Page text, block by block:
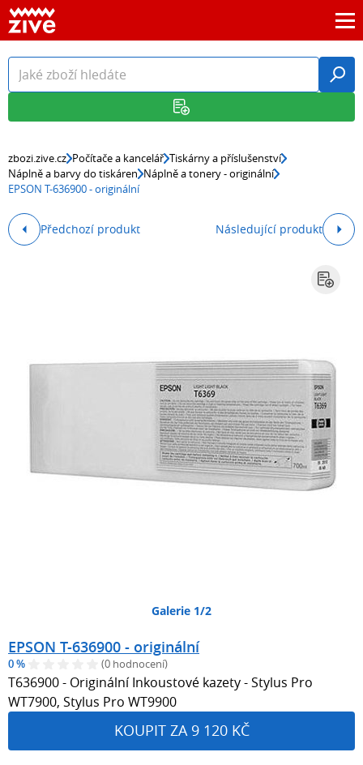
zbozi.zive.cz Počítače a kancelář Tiskárny a příslušenství
Náplně a barvy do tiskáren Náplně a tonery - originální
EPSON T-636900 - originální
Předchozí produkt Následující produkt
Galerie 1/2
EPSON T-636900 - originální
0 % (0 hodnocení)
T636900 - Originální Inkoustové kazety - Stylus Pro
WT7900, Stylus Pro WT9900
KOUPIT ZA 9 120 KČ